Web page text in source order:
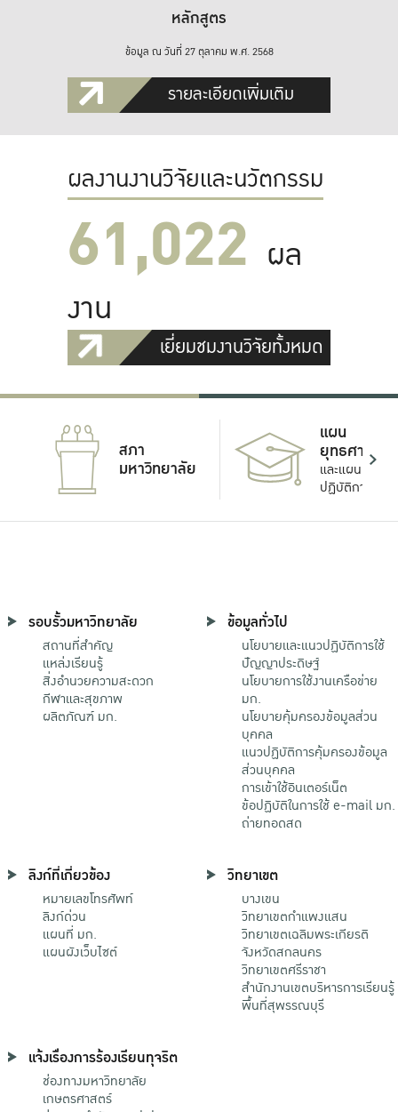
หลักสูตร
ข้อมูล ณ วันที่ 27 ตุลาคม พ.ศ. 2568
รายละเอียดเพิ่มเติม
ผลงานงานวิจัยและนวัตกรรม
61,022 ผล
งาน
เยี่ยมชมงานวิจัยทั้งหมด
สภา
มหาวิทยาลัย
แผน
ยุทธศาสตร์
และแผน
ปฏิบัติการ
รอบรั้วมหาวิทยาลัย
สถานที่สำคัญ
แหล่งเรียนรู้
สิ่งอำนวยความสะดวก
กีฬาและสุขภาพ
ผลิตภัณฑ์ มก.
ข้อมูลทั่วไป
นโยบายและแนวปฏิบัติการใช้
ปัญญาประดิษฐ์
นโยบายการใช้งานเครือข่าย
มก.
นโยบายคุ้มครองข้อมูลส่วน
บุคคล
แนวปฏิบัติการคุ้มครองข้อมูล
ส่วนบุคคล
การเข้าใช้อินเตอร์เน็ต
ข้อปฏิบัติในการใช้ e-mail มก.
ถ่ายทอดสด
ลิงก์ที่เกี่ยวข้อง
หมายเลขโทรศัพท์
ลิงก์ด่วน
แผนที่ มก.
แผนผังเว็บไซต์
วิทยาเขต
บางเขน
วิทยาเขตกําแพงแสน
วิทยาเขตเฉลิมพระเกียรติ
จังหวัดสกลนคร
วิทยาเขตศรีราชา
สำนักงานเขตบริหารการเรียนรู้
พื้นที่สุพรรณบุรี
แจ้งเรื่องการร้องเรียนทุจริต
ช่องทางมหาวิทยาลัย
เกษตรศาสตร์